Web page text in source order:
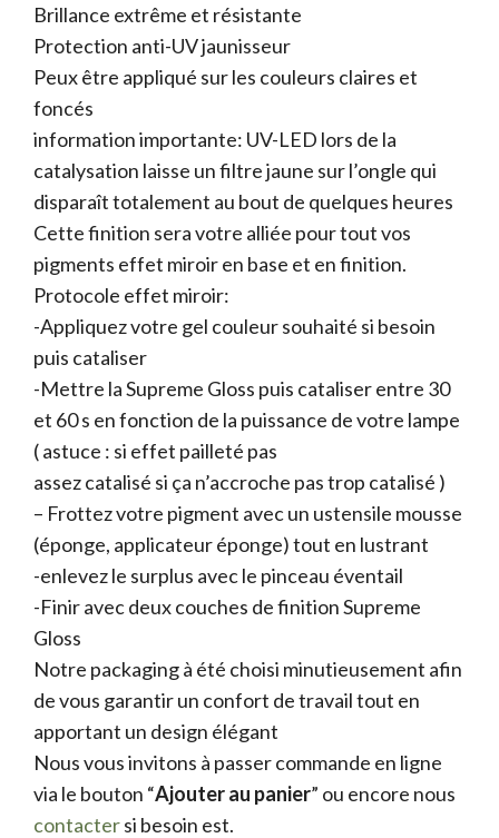
Brillance extrême et résistante
Protection anti-UV jaunisseur
Peux être appliqué sur les couleurs claires et
foncés
information importante: UV-LED lors de la
catalysation laisse un filtre jaune sur l’ongle qui
disparaît totalement au bout de quelques heures
Cette finition sera votre alliée pour tout vos
pigments effet miroir en base et en finition.
Protocole effet miroir:
-Appliquez votre gel couleur souhaité si besoin
puis cataliser
-Mettre la Supreme Gloss puis cataliser entre 30
et 60 s en fonction de la puissance de votre lampe
( astuce : si effet pailleté pas
assez catalisé si ça n’accroche pas trop catalisé )
– Frottez votre pigment avec un ustensile mousse
(éponge, applicateur éponge) tout en lustrant
-enlevez le surplus avec le pinceau éventail
-Finir avec deux couches de finition Supreme
Gloss
Notre packaging à été choisi minutieusement afin
de vous garantir un confort de travail tout en
apportant un design élégant
Nous vous invitons à passer commande en ligne
via le bouton “Ajouter au panier” ou encore nous
contactersi besoin est.